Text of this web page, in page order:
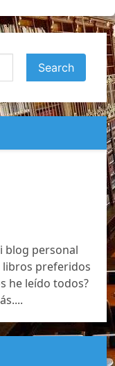
blog personal
preferidos
he leído todos?